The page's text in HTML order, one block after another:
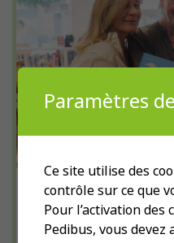
Les
un
Paramètres
Ce site utilise des
contrôle sur ce que
Pour l’activation des
Pedibus, vous devez